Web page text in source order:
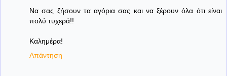
Να σας ζήσουν τα αγόρια σας και να ξέρουν όλα ότι είναι
πολύ τυχερά!!
Καλημέρα!
Απάντηση